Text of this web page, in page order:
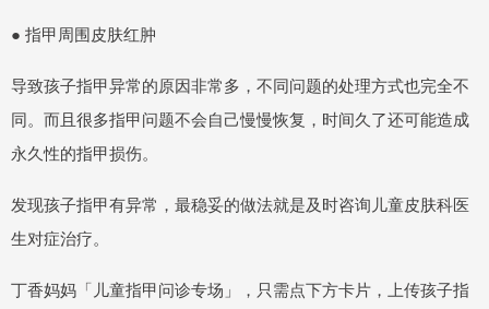
● 指甲周围皮肤红肿
导致孩子指甲异常的原因非常多，不同问题的处理方式也完全不
同。而且很多指甲问题不会自己慢慢恢复，时间久了还可能造成
永久性的指甲损伤。
发现孩子指甲有异常，最稳妥的做法就是及时咨询儿童皮肤科医
生对症治疗。
丁香妈妈「儿童指甲问诊专场」，只需点下方卡片，上传孩子指